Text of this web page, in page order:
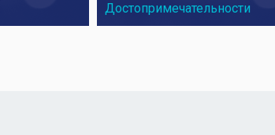
Достопримечательности